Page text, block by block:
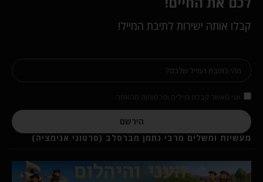
קבלו אותה ישירות לתיבת המייל!
הירשם
מעשיות ומשלים מרבי נחמן מברסלב (סרטוני אנימציה)